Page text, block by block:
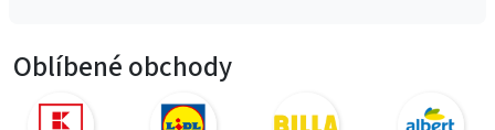
Oblíbené obchody